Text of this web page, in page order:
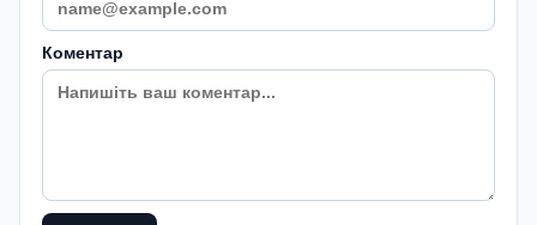
Коментар